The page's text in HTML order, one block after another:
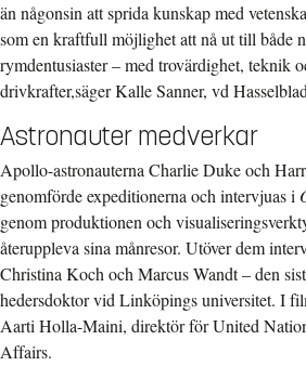
än någonsin att sprida kunskap med
som en kraftfull möjlighet att nå ut till både
rymdentusiaster – med trovärdighet, teknik
drivkrafter,säger Kalle Sanner, vd
Astronauter medverkar
Apollo-astronauterna Charlie Duke och
genomförde expeditionerna och intervjuas i
genom produktionen och
återuppleva sina månresor. Utöver dem
Christina Koch och Marcus Wandt – den
hedersdoktor vid Linköpings universitet. I
Aarti Holla-Maini, direktör för United
Affairs.